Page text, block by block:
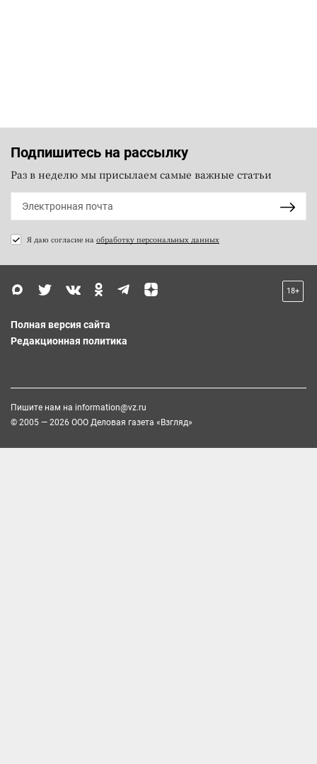
Подпишитесь на рассылку
Раз в неделю мы присылаем самые важные статьи
Я даю согласие на обработку персональных данных
18+
Полная версия сайта
Редакционная политика
Пишите нам на information@vz.ru
© 2005 — 2026 ООО Деловая газета «Взгляд»